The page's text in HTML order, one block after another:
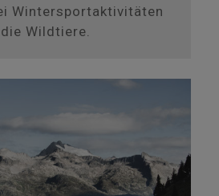
Wintersportaktivitäten
Wildtiere.